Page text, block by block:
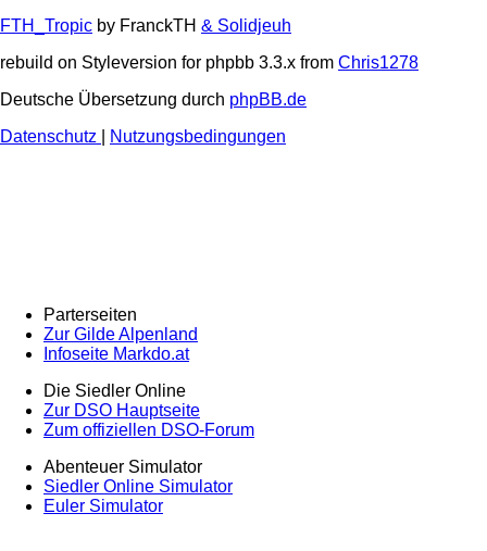
FTH_Tropic by FranckTH & Solidjeuh
rebuild on Styleversion for phpbb 3.3.x from Chris1278
Deutsche Übersetzung durch phpBB.de
Datenschutz
Nutzungsbedingungen
Parterseiten
Zur Gilde Alpenland
Infoseite Markdo.at
Die Siedler Online
Zur DSO Hauptseite
Zum offiziellen DSO-Forum
Abenteuer Simulator
Siedler Online Simulator
Euler Simulator